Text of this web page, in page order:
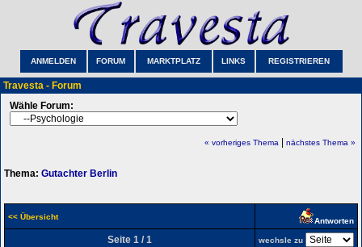
ANMELDEN FORUM MARKTPLATZ LINKS REGISTRIEREN
Travesta - Forum
Wähle Forum:
« vorheriges Thema nächstes Thema »
Thema: Gutachter Berlin
<< Übersicht Antworten
Seite 1 / 1 wechsle zu